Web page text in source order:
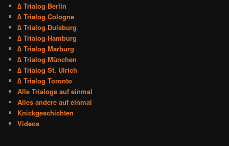
∆ Trialog Berlin
∆ Trialog Cologne
∆ Trialog Duisburg
∆ Trialog Hamburg
∆ Trialog Marburg
∆ Trialog München
∆ Trialog St. Ulrich
∆ Trialog Toronto
Alle Trialoge auf einmal
Alles andere auf einmal
Knickgeschichten
Videos